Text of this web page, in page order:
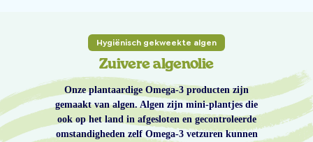
Hygiënisch gekweekte algen
Zuivere algenolie
Onze plantaardige Omega-3 producten zijn
gemaakt van algen. Algen zijn mini-plantjes die
ook op het land in afgesloten en gecontroleerde
omstandigheden zelf Omega-3 vetzuren kunnen